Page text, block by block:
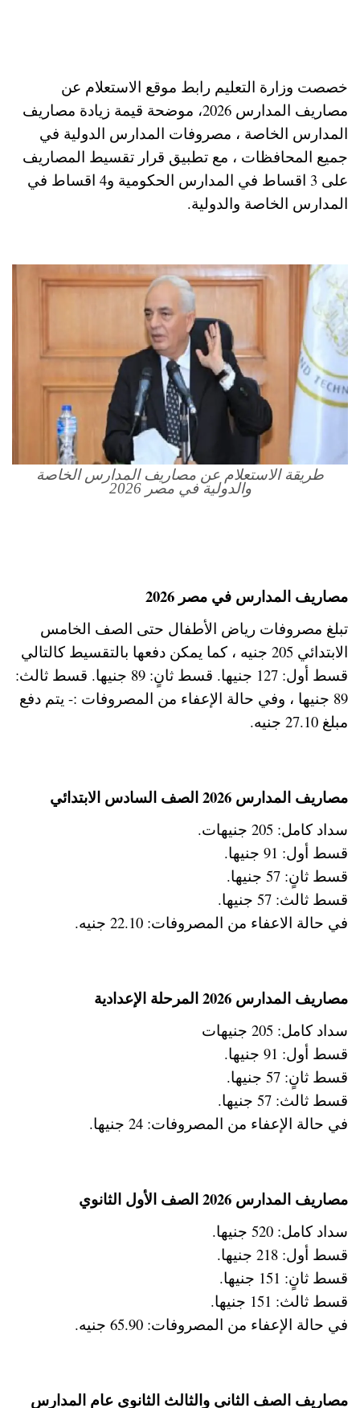
خصصت وزارة التعليم رابط موقع الاستعلام عن
مصاريف المدارس 2026، موضحة قيمة زيادة مصاريف
المدارس الخاصة ، مصروفات المدارس الدولية في
جميع المحافظات ، مع تطبيق قرار تقسيط المصاريف
على 3 اقساط في المدارس الحكومية و4 اقساط في
المدارس الخاصة والدولية.
طريقة الاستعلام عن مصاريف المدارس الخاصة
والدولية في مصر 2026
مصاريف المدارس في مصر 2026
تبلغ مصروفات رياض الأطفال حتى الصف الخامس
الابتدائي 205 جنيه ، كما يمكن دفعها بالتقسيط كالتالي
قسط أول: 127 جنيها. قسط ثانٍ: 89 جنيها. قسط ثالث:
89 جنيها ، وفي حالة الإعفاء من المصروفات :- يتم دفع
مبلغ 27.10 جنيه.
مصاريف المدارس 2026 الصف السادس الابتدائي
سداد كامل: 205 جنيهات.
قسط أول: 91 جنيها.
قسط ثانٍ: 57 جنيها.
قسط ثالث: 57 جنيها.
في حالة الاعفاء من المصروفات: 22.10 جنيه.
مصاريف المدارس 2026 المرحلة الإعدادية
سداد كامل: 205 جنيهات
قسط أول: 91 جنيها.
قسط ثانٍ: 57 جنيها.
قسط ثالث: 57 جنيها.
في حالة الإعفاء من المصروفات: 24 جنيها.
مصاريف المدارس 2026 الصف الأول الثانوي
سداد كامل: 520 جنيها.
قسط أول: 218 جنيها.
قسط ثانٍ: 151 جنيها.
قسط ثالث: 151 جنيها.
في حالة الإعفاء من المصروفات: 65.90 جنيه.
مصاريف الصف الثاني والثالث الثانوي عام المدارس